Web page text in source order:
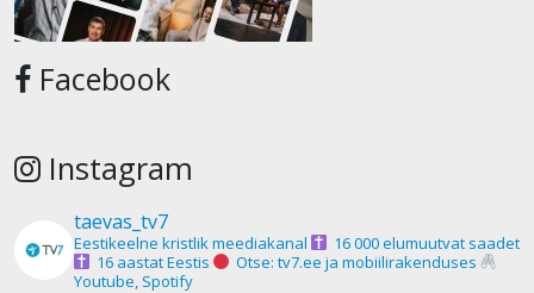
Facebook
Instagram
taevas_tv7
Eestikeelne kristlik meediakanal
16 000 elumuutvat saadet
16 aastat Eestis
Otse: tv7.ee ja mobiilirakenduses
Youtube, Spotify